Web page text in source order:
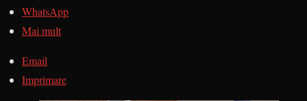
WhatsApp
Mai mult
Email
Imprimare